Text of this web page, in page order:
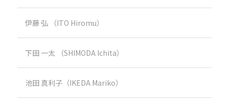
伊藤 弘 （ITO Hiromu）
下田 一太 （SHIMODA Ichita）
池田 真利子（IKEDA Mariko）